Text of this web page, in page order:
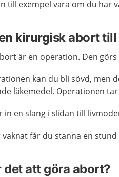
till exempel vara om du har
kirurgisk abort till
är en operation. Den
kan du bli sövd, men
läkemedel. Operationen
in en slang i slidan till
får du stanna en
det att göra abort?